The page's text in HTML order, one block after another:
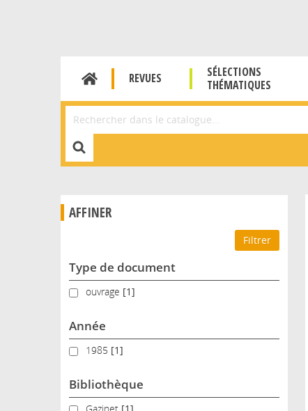
REVUES
SÉLECTIONS
THÉMATIQUES
Affiner la Recherche
AFFINER
Type de document
ouvrageouvrage [1]
Année
19851985 [1]
Bibliothèque